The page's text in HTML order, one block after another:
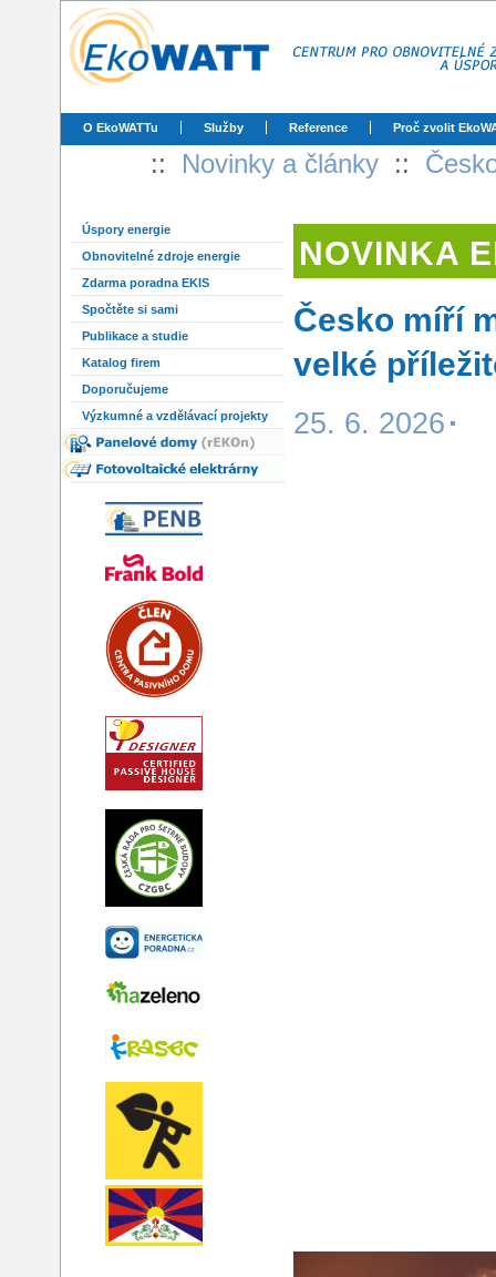
O EkoWATTu Služby Reference Proč zvolit
:: Novinky a články ::
Úspory energie
Obnovitelné zdroje energie
Zdarma poradna EKIS
Spočtěte si sami
Publikace a studie
Katalog firem
Doporučujeme
Výzkumné a vzdělávací projekty
NOVINKA
Česko míří
velké
25. 6. 2026